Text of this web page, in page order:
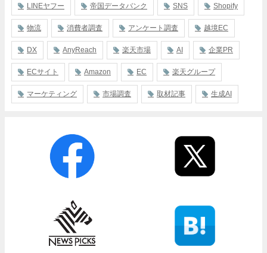
LINEヤフー 帝国データバンク SNS Shopify
物流 消費者調査 アンケート調査 越境EC
DX AnyReach 楽天市場 AI 企業PR
ECサイト Amazon EC 楽天グループ
マーケティング 市場調査 取材記事 生成AI